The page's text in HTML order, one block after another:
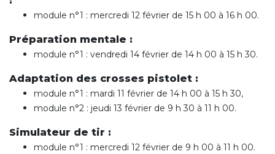
module n°1 : mercredi 12 février de 15 h 00 à 16 h 00.
Préparation mentale :
module n°1 : vendredi 14 février de 14 h 00 à 15 h 30.
Adaptation des crosses pistolet :
module n°1 : mardi 11 février de 14 h 00 à 15 h 30,
module n°2 : jeudi 13 février de 9 h 30 à 11 h 00.
Simulateur de tir :
module n°1 : mercredi 12 février de 9 h 00 à 11 h 00.